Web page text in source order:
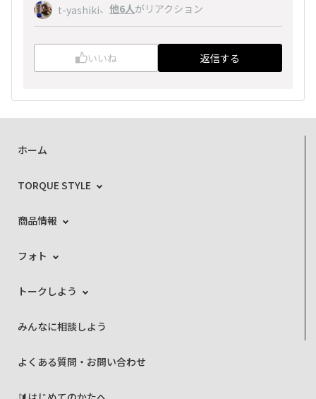
t-yashiki、 他6人がリアクション
いいね 返信する
ホーム
TORQUE STYLE
商品情報
フォト
トークしよう
みんなに相談しよう
よくある質問・お問い合わせ